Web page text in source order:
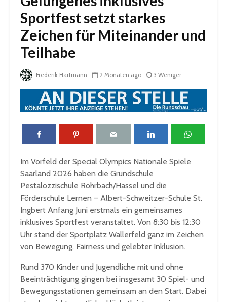
Sportfest setzt starkes
Zeichen für Miteinander und
Teilhabe
Frederik Hartmann 2 Monaten ago 3 Weniger
Im Vorfeld der Special Olympics Nationale Spiele
Saarland 2026 haben die Grundschule
Pestalozzischule Rohrbach/Hassel und die
Förderschule Lernen – Albert-Schweitzer-Schule St.
Ingbert Anfang Juni erstmals ein gemeinsames
inklusives Sportfest veranstaltet. Von 8:30 bis 12:30
Uhr stand der Sportplatz Wallerfeld ganz im Zeichen
von Bewegung, Fairness und gelebter Inklusion.
Rund 370 Kinder und Jugendliche mit und ohne
Beeinträchtigung gingen bei insgesamt 30 Spiel- und
Bewegungsstationen gemeinsam an den Start. Dabei